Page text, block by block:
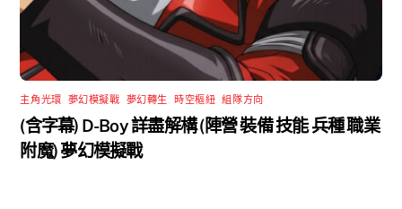
主角光環 夢幻模擬戰 夢幻轉生 ,時空樞紐 ,組隊方向
(含字幕) D-Boy 詳盡解構 (陣營 裝備 技能 兵種 職業
附魔) 夢幻模擬戰